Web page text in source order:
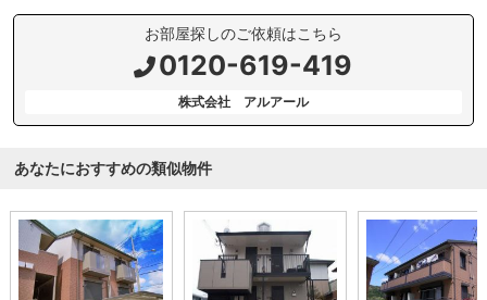
お部屋探しのご依頼はこちら
0120-619-419
株式会社 アルアール
あなたにおすすめの類似物件